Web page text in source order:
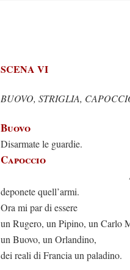
SCENA VI
BUOVO, STRIGLIA,
Buovo
Disarmate le guardie.
Capoccio
A voi
deponete quell’armi.
Ora mi par di essere
un Rugero, un Pipino, un Carlo
un Buovo, un Orlandino,
dei reali di Francia un paladino.